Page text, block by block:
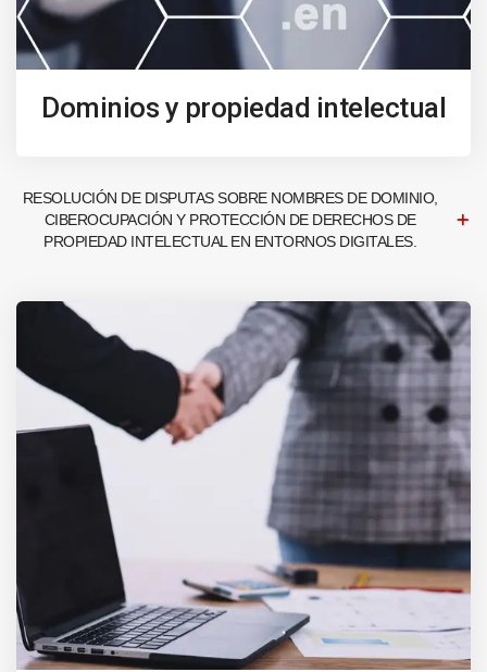
Dominios y propiedad intelectual
RESOLUCIÓN DE DISPUTAS SOBRE NOMBRES DE DOMINIO,
CIBEROCUPACIÓN Y PROTECCIÓN DE DERECHOS DE
PROPIEDAD INTELECTUAL EN ENTORNOS DIGITALES.